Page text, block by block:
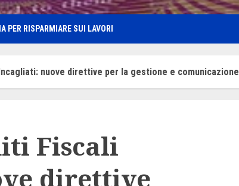
PER RISPARMIARE SUI LAVORI
nuove direttive per la gestione e comunicazione
Fiscali
direttive